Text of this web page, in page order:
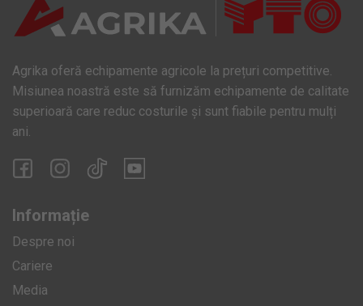
Agrika oferă echipamente agricole la prețuri competitive.
Misiunea noastră este să furnizăm echipamente de calitate
superioară care reduc costurile și sunt fiabile pentru mulți
ani.
Informație
Despre noi
Cariere
Media